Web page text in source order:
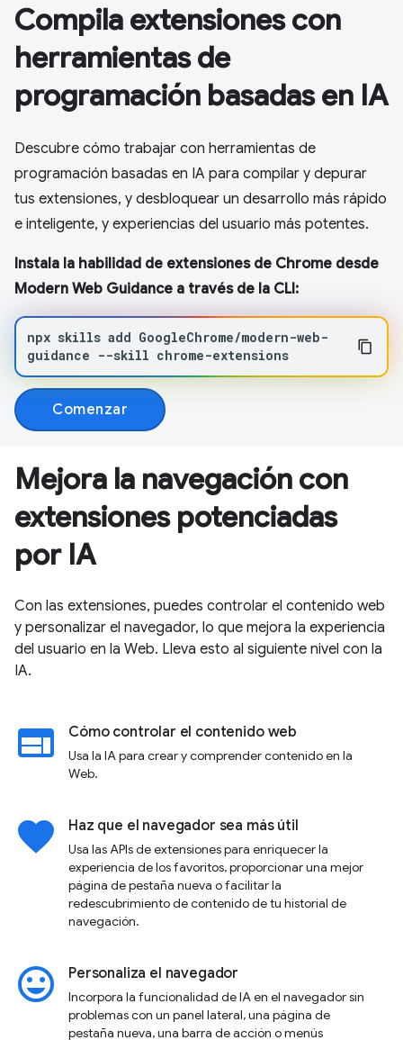
Compila extensiones con
herramientas de
programación basadas en IA
Descubre cómo trabajar con herramientas de
programación basadas en IA para compilar y depurar
tus extensiones, y desbloquear un desarrollo más rápido
e inteligente, y experiencias del usuario más potentes.
Instala la habilidad de extensiones de Chrome desde
Modern Web Guidance a través de la CLI:
npx skills add GoogleChrome/modern-web-
guidance --skill chrome-extensions
Comenzar
Mejora la navegación con
extensiones potenciadas
por IA
Con las extensiones, puedes controlar el contenido web
y personalizar el navegador, lo que mejora la experiencia
del usuario en la Web. Lleva esto al siguiente nivel con la
IA.
web Cómo controlar el contenido web
Usa la IA para crear y comprender contenido en la
Web.
favorite Haz que el navegador sea más útil
Usa las APIs de extensiones para enriquecer la
experiencia de los favoritos, proporcionar una mejor
página de pestaña nueva o facilitar la
redescubrimiento de contenido de tu historial de
navegación.
insert_emoticon Personaliza el navegador
Incorpora la funcionalidad de IA en el navegador sin
problemas con un panel lateral, una página de
pestaña nueva, una barra de acción o menús